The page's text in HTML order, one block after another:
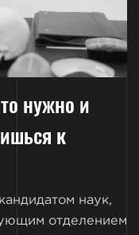
нужно и
к
наук,
отделением